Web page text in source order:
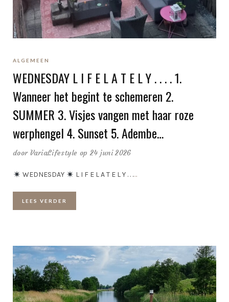
ALGEMEEN
WEDNESDAY L I F E L A T E L Y . . . . 1.
Wanneer het begint te schemeren 2.
SUMMER 3. Visjes vangen met haar roze
werphengel 4. Sunset 5. Adembe…
door VariaLifestyle op 24 juni 2026
WEDNESDAY L I F E L A T E L Y . . .…
LEES VERDER